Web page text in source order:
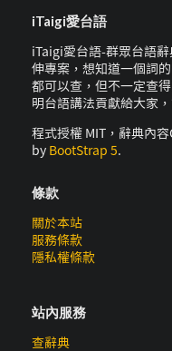
iTaigi愛台語
iTaigi愛台語-群眾台語
伸專案，想知道一個詞
都可以查，但不一定查
明台語講法貢獻給大家
程式授權 MIT，辭典內
by BootStrap 5.
條款
關於本站
服務條款
隱私權條款
站內服務
查辭典